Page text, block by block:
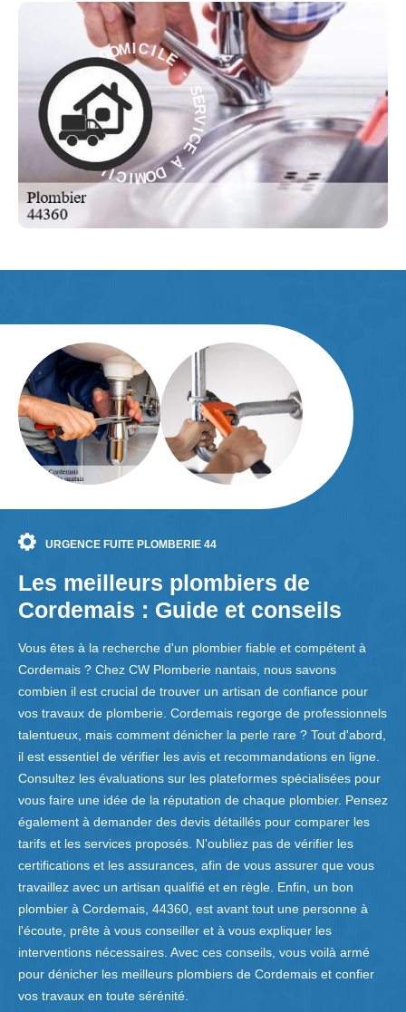
S
E
R
V
I
C
E
À
DO
MICIL E -
S
E
R
V
I
C
E
À
D
O
M
I
C
I
L
E
-
URGENCE FUITE PLOMBERIE 44
Les meilleurs plombiers de
Cordemais : Guide et conseils
Vous êtes à la recherche d'un plombier fiable et compétent à
Cordemais ? Chez CW Plomberie nantais, nous savons
combien il est crucial de trouver un artisan de confiance pour
vos travaux de plomberie. Cordemais regorge de professionnels
talentueux, mais comment dénicher la perle rare ? Tout d'abord,
il est essentiel de vérifier les avis et recommandations en ligne.
Consultez les évaluations sur les plateformes spécialisées pour
vous faire une idée de la réputation de chaque plombier. Pensez
également à demander des devis détaillés pour comparer les
tarifs et les services proposés. N'oubliez pas de vérifier les
certifications et les assurances, afin de vous assurer que vous
travaillez avec un artisan qualifié et en règle. Enfin, un bon
plombier à Cordemais, 44360, est avant tout une personne à
l'écoute, prête à vous conseiller et à vous expliquer les
interventions nécessaires. Avec ces conseils, vous voilà armé
pour dénicher les meilleurs plombiers de Cordemais et confier
vos travaux en toute sérénité.